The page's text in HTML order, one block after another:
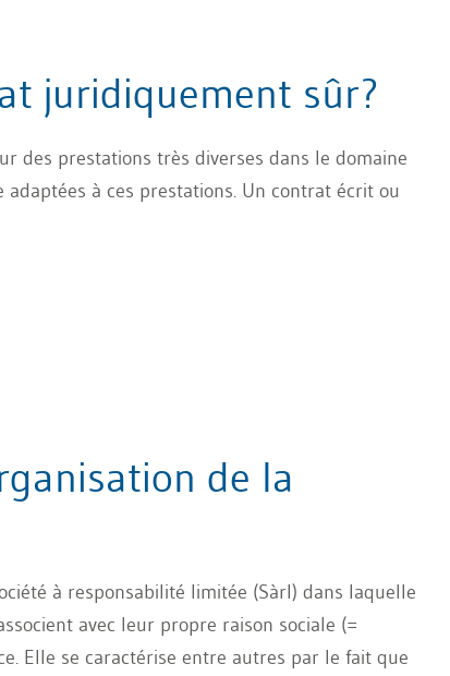
juridiquement sûr?
des prestations très diverses dans le domaine
à ces prestations. Un contrat écrit ou
de la
à responsabilité limitée (Sàrl) dans laquelle
avec leur propre raison sociale (=
Elle se caractérise entre autres par le fait que